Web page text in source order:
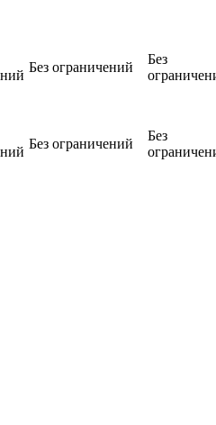
Без ограничений
Без
Без ограничений
Без